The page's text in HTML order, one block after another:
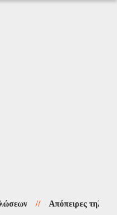
// Απόπειρες τηλεφωνικής